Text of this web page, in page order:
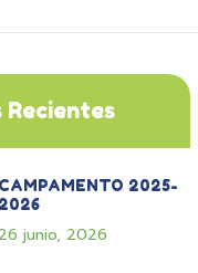
Recientes
CAMPAMENTO 2025-
2026
26 junio, 2026